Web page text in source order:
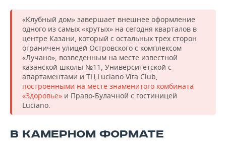
«Клубный дом» завершает внешнее оформление
одного из самых «крутых» на сегодня кварталов в
центре Казани, который с остальных трех сторон
ограничен улицей Островского с комплексом
«Лучано», возведенным на месте известной
казанской школы №11, Университетской с
апартаментами и ТЦ Luciano Vita Club,
построенными на месте знаменитого комбината
«Здоровье» и Право-Булачной с гостиницей
Luciano.
В КАМЕРНОМ ФОРМАТЕ